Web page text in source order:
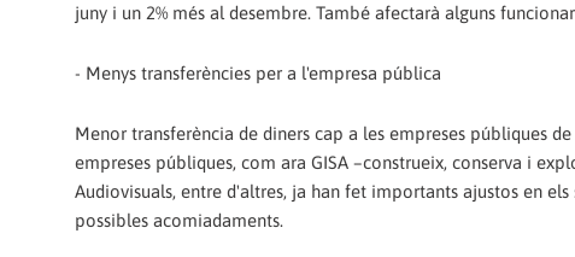
juny i un 2% més al desembre. També afectarà alguns
- Menys transferències per a l'empresa pública
Menor transferència de diners cap a les empreses públiques
empreses públiques, com ara GISA –construeix, conserva i
Audiovisuals, entre d'altres, ja han fet importants ajustos en
possibles acomiadaments.